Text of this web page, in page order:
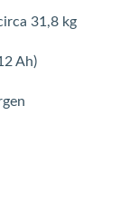
31,8 kg
Ah)